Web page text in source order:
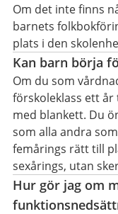
Om det inte finns
barnets
plats i den
Kan barn börja
Om du som
förskoleklass ett
med blankett. Du
som alla andra
femårings rätt till
sexårings, utan
Hur gör jag om